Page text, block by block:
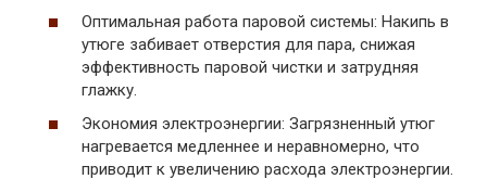
Оптимальная работа паровой системы: Накипь в
утюге забивает отверстия для пара, снижая
эффективность паровой чистки и затрудняя
глажку.
Экономия электроэнергии: Загрязненный утюг
нагревается медленнее и неравномерно, что
приводит к увеличению расхода электроэнергии.